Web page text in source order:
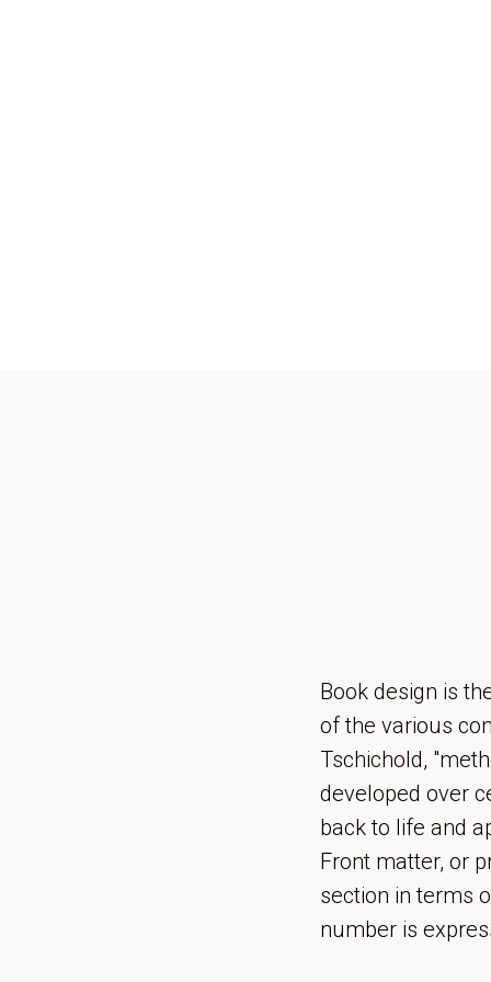
Book design is
of the various
Tschichold,
developed over
back to life and
Front matter, or
section in terms
number is